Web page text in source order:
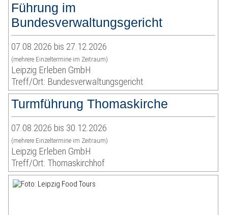
Führung im
Bundesverwaltungsgericht
07.08.2026 bis 27.12.2026
(mehrere Einzeltermine im Zeitraum)
Leipzig Erleben GmbH
Treff/Ort: Bundesverwaltungsgericht
Turmführung Thomaskirche
07.08.2026 bis 30.12.2026
(mehrere Einzeltermine im Zeitraum)
Leipzig Erleben GmbH
Treff/Ort: Thomaskirchhof